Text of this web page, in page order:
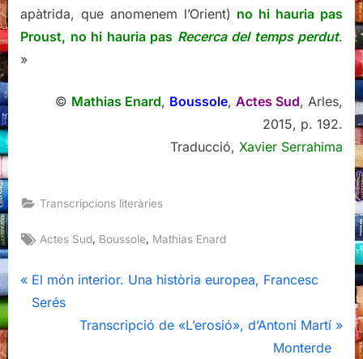
apàtrida, que anomenem l’Orient) no hi hauria pas
Proust, no hi hauria pas Recerca del temps perdut.
»
© Mathias Enard, Boussole, Actes Sud, Arles,
2015, p. 192.
Traducció, Xavier Serrahima
Transcripcions literàries
Tags:
Actes Sud Boussole Mathias Enard
Navegació
d'entrades
P
r
El món interior. Una història europea, Francesc
Serés
N
Transcripció de «L’erosió», d’Antoni Martí
Monterde